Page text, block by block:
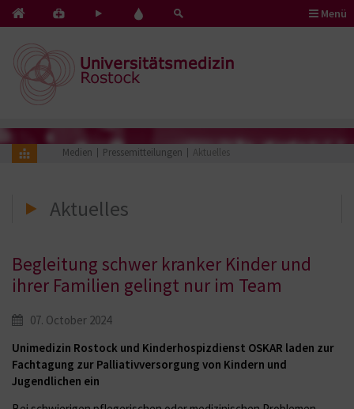
Kontakt
Notfälle
Pflege
Herz
Blut
Menü
Medien Pressemitteilungen Aktuelles
Aktuelles
Begleitung schwer kranker Kinder und
ihrer Familien gelingt nur im Team
07. October 2024
Unimedizin Rostock und Kinderhospizdienst OSKAR laden zur
Fachtagung zur Palliativversorgung von Kindern und
Jugendlichen ein